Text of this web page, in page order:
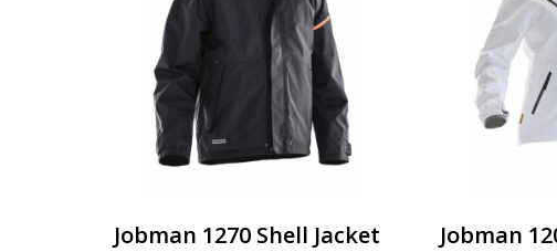
Jobman 1270 Shell Jacket
Jobman